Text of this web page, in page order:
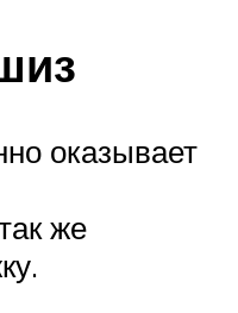
оказывает
же